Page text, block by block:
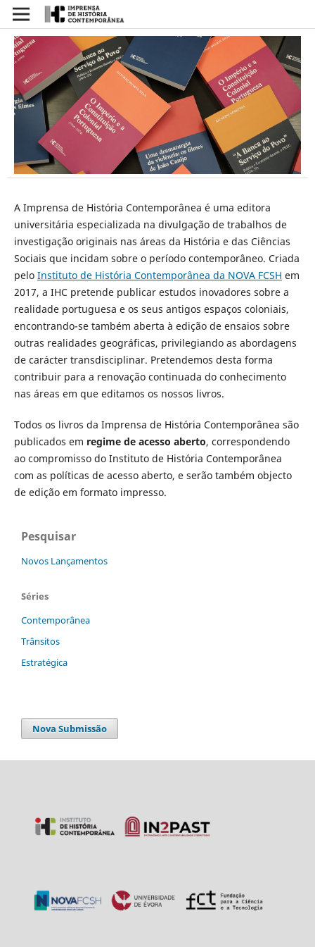
A Imprensa de História Contemporânea é uma editora
universitária especializada na divulgação de trabalhos de
investigação originais nas áreas da História e das Ciências
Sociais que incidam sobre o período contemporâneo. Criada
pelo Instituto de História Contemporânea da NOVA FCSH em
2017, a IHC pretende publicar estudos inovadores sobre a
realidade portuguesa e os seus antigos espaços coloniais,
encontrando-se também aberta à edição de ensaios sobre
outras realidades geográficas, privilegiando as abordagens
de carácter transdisciplinar. Pretendemos desta forma
contribuir para a renovação continuada do conhecimento
nas áreas em que editamos os nossos livros.
Todos os livros da Imprensa de História Contemporânea são
publicados em regime de acesso aberto, correspondendo
ao compromisso do Instituto de História Contemporânea
com as políticas de acesso aberto, e serão também objecto
de edição em formato impresso.
Pesquisar
Novos Lançamentos
Séries
Contemporânea
Trânsitos
Estratégica
Nova Submissão